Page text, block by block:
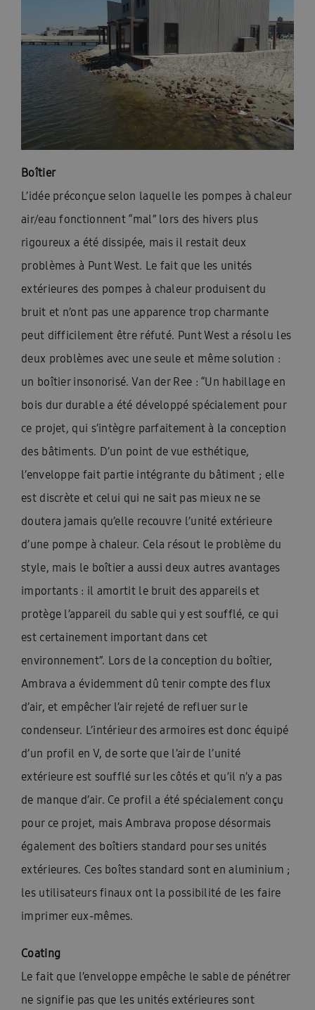
Boîtier
L’idée préconçue selon laquelle les pompes à chaleur
air/eau fonctionnent “mal” lors des hivers plus
rigoureux a été dissipée, mais il restait deux
problèmes à Punt West. Le fait que les unités
extérieures des pompes à chaleur produisent du
bruit et n’ont pas une apparence trop charmante
peut difficilement être réfuté. Punt West a résolu les
deux problèmes avec une seule et même solution :
un boîtier insonorisé. Van der Ree : “Un habillage en
bois dur durable a été développé spécialement pour
ce projet, qui s’intègre parfaitement à la conception
des bâtiments. D’un point de vue esthétique,
l’enveloppe fait partie intégrante du bâtiment ; elle
est discrète et celui qui ne sait pas mieux ne se
doutera jamais qu’elle recouvre l’unité extérieure
d’une pompe à chaleur. Cela résout le problème du
style, mais le boîtier a aussi deux autres avantages
importants : il amortit le bruit des appareils et
protège l’appareil du sable qui y est soufflé, ce qui
est certainement important dans cet
environnement”. Lors de la conception du boîtier,
Ambrava a évidemment dû tenir compte des flux
d’air, et empêcher l’air rejeté de refluer sur le
condenseur. L’intérieur des armoires est donc équipé
d’un profil en V, de sorte que l’air de l’unité
extérieure est soufflé sur les côtés et qu’il n’y a pas
de manque d’air. Ce profil a été spécialement conçu
pour ce projet, mais Ambrava propose désormais
également des boîtiers standard pour ses unités
extérieures. Ces boîtes standard sont en aluminium ;
les utilisateurs finaux ont la possibilité de les faire
imprimer eux-mêmes.
Coating
Le fait que l’enveloppe empêche le sable de pénétrer
ne signifie pas que les unités extérieures sont